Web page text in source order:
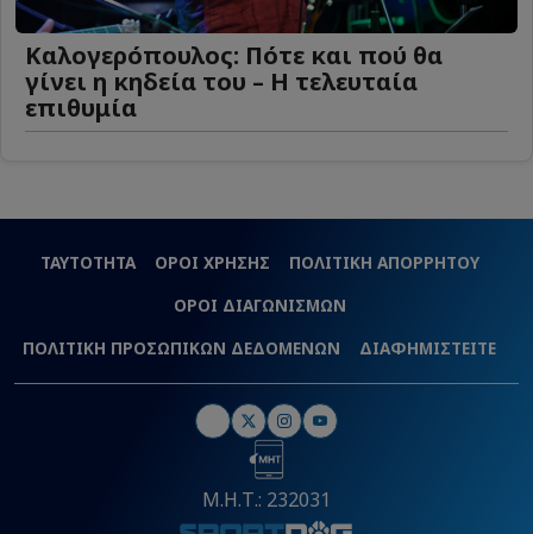
Καλογερόπουλος: Πότε και πού θα
γίνει η κηδεία του – Η τελευταία
επιθυμία
ΤΑΥΤΟΤΗΤΑ ΟΡΟΙ ΧΡΗΣΗΣ
ΠΟΛΙΤΙΚΗ ΑΠΟΡΡΗΤΟΥ
ΟΡΟΙ ΔΙΑΓΩΝΙΣΜΩΝ
ΠΟΛΙΤΙΚΗ ΠΡΟΣΩΠΙΚΩΝ ΔΕΔΟΜΕΝΩΝ
ΔΙΑΦΗΜΙΣΤΕΙΤΕ
Μ.Η.Τ.: 232031